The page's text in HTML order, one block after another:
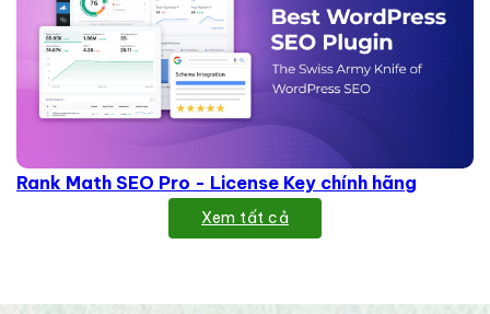
Rank Math SEO Pro - License Key chính hãng
Xem tất cả